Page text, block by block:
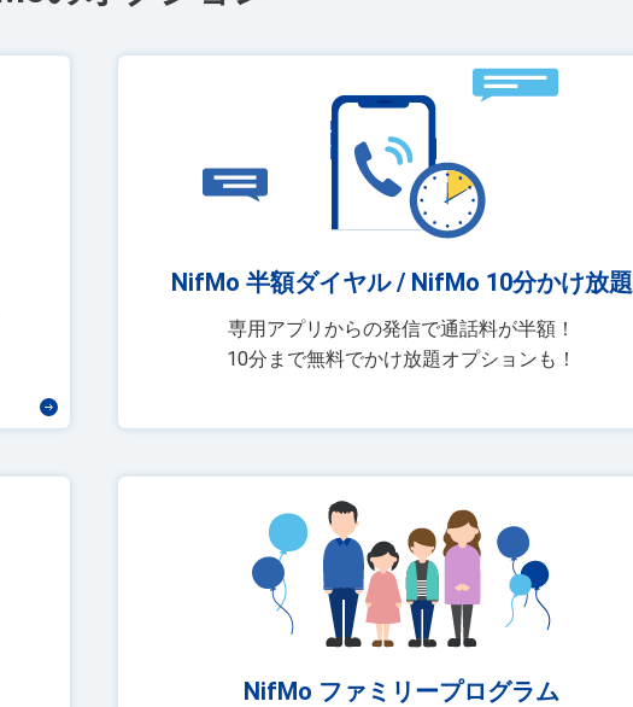
NifMo 半額ダイヤル / NifMo 10分かけ放題
専用アプリからの発信で通話料が半額！
10分まで無料でかけ放題オプションも！
NifMo ファミリープログラム